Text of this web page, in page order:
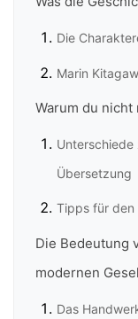
Die
Marin
Warum du
Übersetzung
Tipps für den
Die Bedeutung
modernen
Das